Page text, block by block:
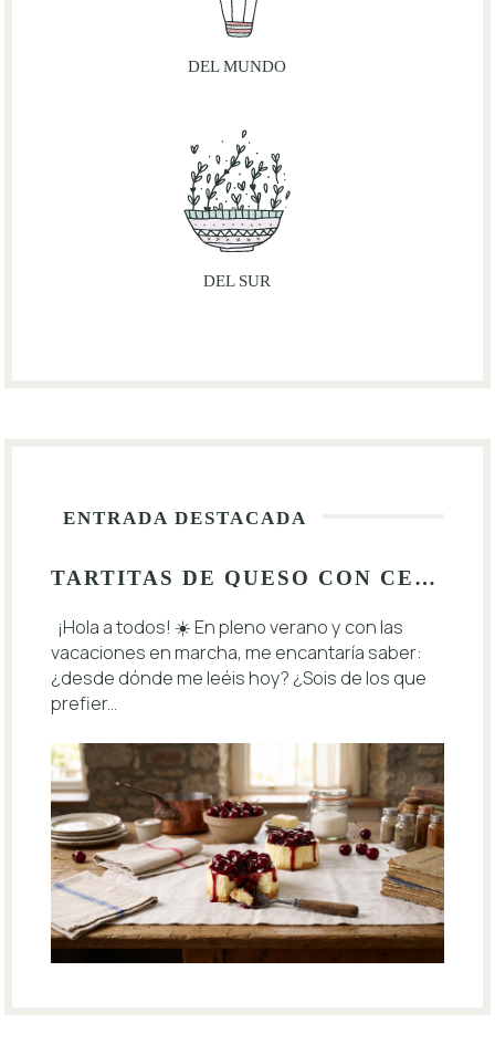
DEL MUNDO
DEL SUR
ENTRADA DESTACADA
TARTITAS DE QUESO CON CEREZAS 🍒
¡Hola a todos! ☀️ En pleno verano y con las
vacaciones en marcha, me encantaría saber:
¿desde dónde me leéis hoy? ¿Sois de los que
prefier...